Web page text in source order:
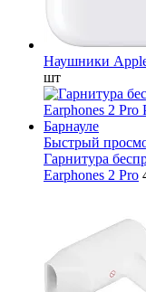
Наушники
шт
Быстрый
Гарнитура
Earphones 2 Pro